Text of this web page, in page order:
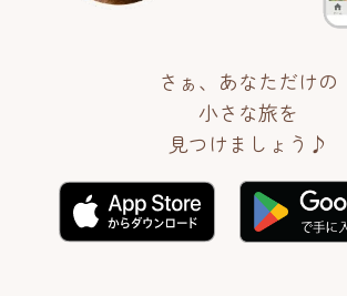
さぁ、あなただけの
小さな旅を
見つけましょう♪